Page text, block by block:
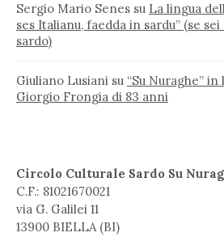
Sergio Mario Senes su La lingua
ses Italianu, faedda in sardu” (se
sardo)
Giuliano Lusiani su “Su Nuraghe”
Giorgio Frongia di 83 anni
Circolo Culturale Sardo Su
C.F.: 81021670021
via G. Galilei 11
13900 BIELLA (BI)